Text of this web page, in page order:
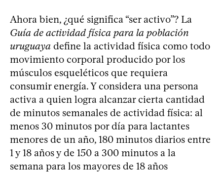
Ahora bien, ¿qué significa “ser activo”? La
Guía de actividad física para la población
uruguaya define la actividad física como todo
movimiento corporal producido por los
músculos esqueléticos que requiera
consumir energía. Y considera una persona
activa a quien logra alcanzar cierta cantidad
de minutos semanales de actividad física: al
menos 30 minutos por día para lactantes
menores de un año, 180 minutos diarios entre
1 y 18 años y de 150 a 300 minutos a la
semana para los mayores de 18 años